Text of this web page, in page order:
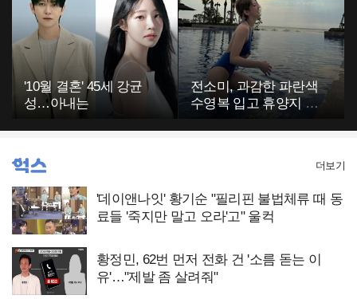
'10월 결혼' 45세 강균
성…아내는
전소미, 과감한 파란색
수영복 입고 휴양지 포
'데이앤나잇' 황기순 "필리핀 불법체류 때 동
료들 '죽지만 말고 오라'고" 울컥
황정민, 62번 먼저 전화 건 '소름 돋는 이
유'…"제발 좀 살려줘"
더보기